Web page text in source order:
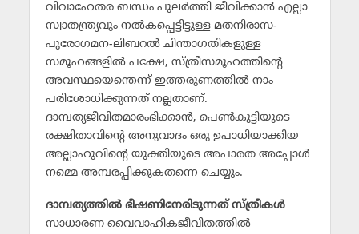
വിവാഹേതര ബന്ധം പുലര്‍ത്തി ജീവിക്കാന്‍ എല്ലാ
സ്വാതന്ത്ര്യവും നല്‍കപ്പെട്ടിട്ടുള്ള മതനിരാസ-
പുരോഗമന-ലിബറല്‍ ചിന്താഗതികളുള്ള
സമൂഹങ്ങളില്‍ പക്ഷേ, സ്ത്രീസമൂഹത്തിന്റെ
അവസ്ഥയെന്തെന്ന് ഇത്തരുണത്തില്‍ നാം
പരിശോധിക്കുന്നത് നല്ലതാണ്.
ദാമ്പത്യജീവിതമാരംഭിക്കാന്‍, പെണ്‍കുട്ടിയുടെ
രക്ഷിതാവിന്റെ അനുവാദം ഒരു ഉപാധിയാക്കിയ
അല്ലാഹുവിന്റെ യുക്തിയുടെ അപാരത അപ്പോള്‍
നമ്മെ അമ്പരപ്പിക്കുകതന്നെ ചെയ്യും.
ദാമ്പത്യത്തില്‍ ഭീഷണിനേരിടുന്നത് സ്ത്രീകള്‍
സാധാരണ വൈവാഹികജീവിതത്തില്‍